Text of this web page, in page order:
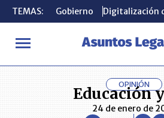
TEMAS: Gobierno Digitalización
INICIO OPINIÓN ASUNTOS LEGALES
TEMAS: Gobierno Digitalización
OPINIÓN
Educación
24 de enero de